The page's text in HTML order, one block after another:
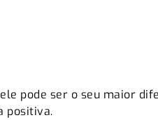
pode ser o seu maior
positiva.